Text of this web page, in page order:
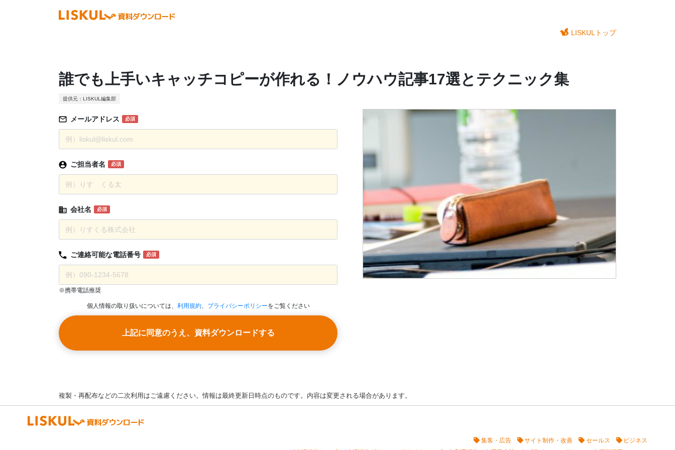
LISKULトップ
誰でも上手いキャッチコピーが作れる！ノウハウ記事17選とテクニック集
提供元：LISKUL編集部
メールアドレス 必須
ご担当者名 必須
会社名 必須
ご連絡可能な電話番号 必須
※携帯電話推奨
個人情報の取り扱いについては、 利用規約、 プライバシーポリシーをご覧ください
上記に同意のうえ、資料ダウンロードする
複製・再配布などの二次利用はご遠慮ください。情報は最終更新日時点のものです。内容は変更される場合があります。
集客・広告 サイト制作・改善 セールス ビジネス